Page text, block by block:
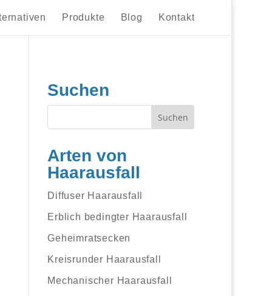
Produkte Blog Kontakt
Suchen
Arten von
Haarausfall
Diffuser Haarausfall
Erblich bedingter Haarausfall
Geheimratsecken
Kreisrunder Haarausfall
Mechanischer Haarausfall